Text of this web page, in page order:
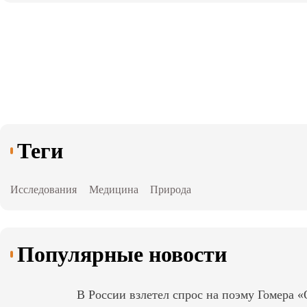
Теги
Исследования Медицина Природа
Популярные новости
В России взлетел спрос на поэму Гомера